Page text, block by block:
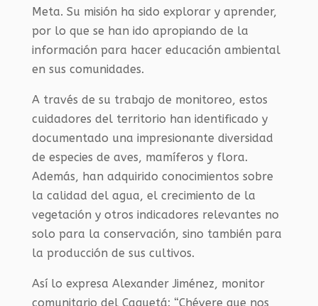
Meta. Su misión ha sido explorar y aprender,
por lo que se han ido apropiando de la
información para hacer educación ambiental
en sus comunidades.
A través de su trabajo de monitoreo, estos
cuidadores del territorio han identificado y
documentado una impresionante diversidad
de especies de aves, mamíferos y flora.
Además, han adquirido conocimientos sobre
la calidad del agua, el crecimiento de la
vegetación y otros indicadores relevantes no
solo para la conservación, sino también para
la producción de sus cultivos.
Así lo expresa Alexander Jiménez, monitor
comunitario del Caquetá: “Chévere que nos